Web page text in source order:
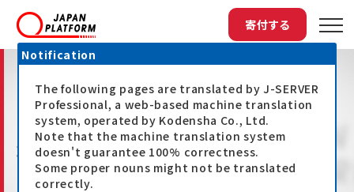
寄付する
最新情報
Notification
The following pages are translated by J-SERVER
Professional, a web-based machine translation
system, operated by Kodensha Co., Ltd.
Note that the machine translation system
doesn't guarantee 100% correctness.
Some proper nouns might not be translated
correctly.